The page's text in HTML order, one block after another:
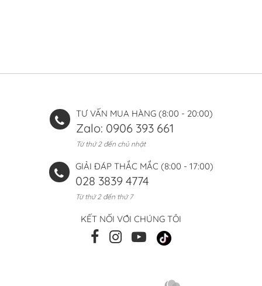
TƯ VẤN MUA HÀNG (8:00 - 20:00)
Zalo: 0906 393 661
Từ thứ 2 đến chủ nhật
GIẢI ĐÁP THẮC MẮC (8:00 - 17:00)
028 3839 4774
Từ thứ 2 đến thứ 7
KẾT NỐI VỚI CHÚNG TÔI